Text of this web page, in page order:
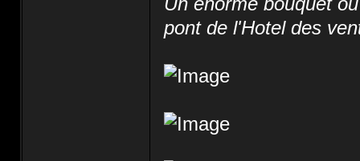
pont de l'Hotel des